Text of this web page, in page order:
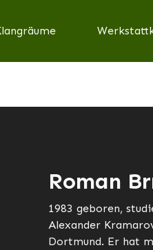
Roman
1983 geboren,
Alexander
Dortmund. Er hat